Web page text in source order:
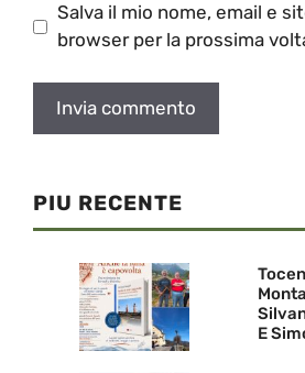
Salva il mio nome, email e
browser per la prossima
PIU RECENTE
E